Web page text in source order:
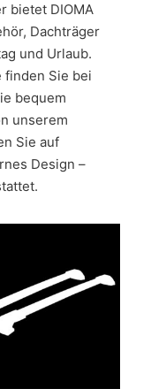
bietet DIOMA
Dachträger
und Urlaub.
finden Sie bei
bequem
unserem
Sie auf
Design –